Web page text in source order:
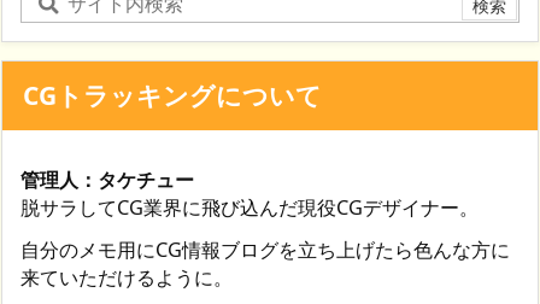
CGトラッキングについて
管理人：タケチュー
脱サラしてCG業界に飛び込んだ現役CGデザイナー。
自分のメモ用にCG情報ブログを立ち上げたら色んな方に
来ていただけるように。